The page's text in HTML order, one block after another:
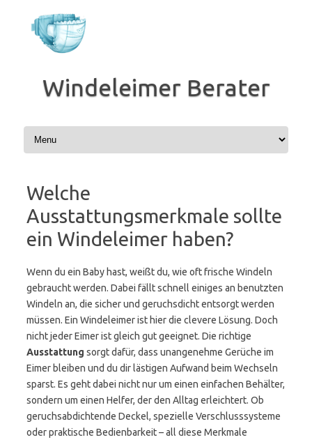
Inhalt
springen
Windeleimer Berater
Welche
Ausstattungsmerkmale sollte
ein Windeleimer haben?
Wenn du ein Baby hast, weißt du, wie oft frische Windeln
gebraucht werden. Dabei fällt schnell einiges an benutzten
Windeln an, die sicher und geruchsdicht entsorgt werden
müssen. Ein Windeleimer ist hier die clevere Lösung. Doch
nicht jeder Eimer ist gleich gut geeignet. Die richtige
Ausstattung sorgt dafür, dass unangenehme Gerüche im
Eimer bleiben und du dir lästigen Aufwand beim Wechseln
sparst. Es geht dabei nicht nur um einen einfachen Behälter,
sondern um einen Helfer, der den Alltag erleichtert. Ob
geruchsabdichtende Deckel, spezielle Verschlusssysteme
oder praktische Bedienbarkeit – all diese Merkmale